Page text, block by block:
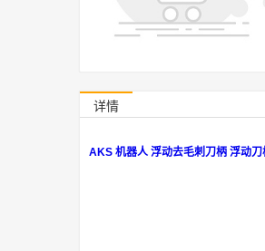
详情
AKS 机器人 浮动去毛刺刀柄 浮动刀